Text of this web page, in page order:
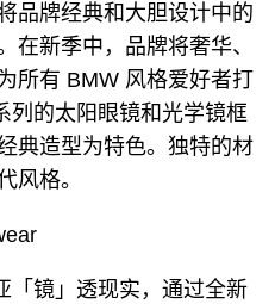
品牌经典和大胆设计中的
在新季中，品牌将奢华、
所有 BMW 风格爱好者打
列的太阳眼镜和光学镜框
典造型为特色。独特的材
风格。
「镜」透现实，通过全新